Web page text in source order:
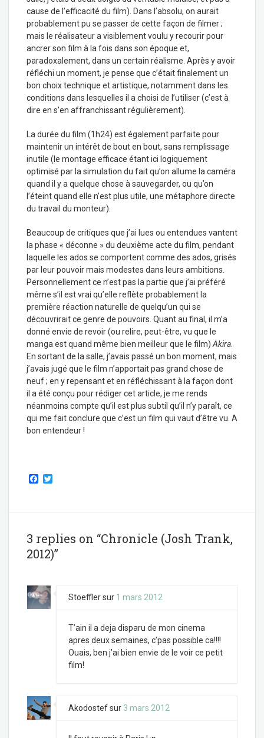
cause de l’efficacité du film). Dans l’absolu, on aurait
probablement pu se passer de cette façon de filmer ;
mais le réalisateur a visiblement voulu y recourir pour
ancrer son film à la fois dans son époque et,
paradoxalement, dans un certain réalisme. Après y avoir
réfléchi un moment, je pense que c’était finalement un
bon choix technique et artistique, notamment dans les
conditions dans lesquelles il a choisi de l’utiliser (c’est à
dire en s’en affranchissant régulièrement).
La durée du film (1h24) est également parfaite pour
maintenir un intérêt de bout en bout, sans remplissage
inutile (le montage efficace étant ici logiquement
optimisé par la simulation du fait qu’on allume la caméra
quand il y a quelque chose à sauvegarder, ou qu’on
l’éteint quand elle n’est plus utile, une métaphore directe
du travail du monteur).
Beaucoup de critiques que j’ai lues ou entendues vantent
la phase « déconne » du deuxième acte du film, pendant
laquelle les ados se comportent comme des ados, grisés
par leur pouvoir mais modestes dans leurs ambitions.
Personnellement ce n’est pas la partie que j’ai préféré
même s’il est vrai qu’elle reflète probablement la
première réaction naturelle de quelqu’un qui se
découvrirait ce genre de pouvoirs. Quant au final, il m’a
donné envie de revoir (ou relire, peut-être, vu que le
manga est quand même bien meilleur que le film)Akira.
En sortant de la salle, j’avais passé un bon moment, mais
j’avais jugé que le film n’apportait pas grand chose de
neuf ; en y repensant et en réfléchissant à la façon dont
il a été conçu pour rédiger cet article, je me rends
néanmoins compte qu’il est plus subtil qu’il n’y paraît, ce
qui me fait conclure que c’est un film qui vaut d’être vu. A
bon entendeur !
F
o
k
r
3 replies on “Chronicle (Josh Trank,
2012)”
Stoefflersur 1 mars 2012
T’ain il a deja disparu de mon cinema
apres deux semaines, c’pas possible ca!!!!
Ouais, ben j’ai bien envie de le voir ce petit
film!
Akodostefsur 3 mars 2012